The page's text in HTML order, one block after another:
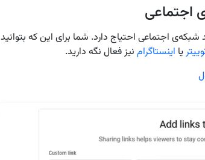
اجتماعی
اجتماعی احتیاج دارد. شما برای این که بتوانید
یا اینستاگرام نیز فعال نگه دارید.